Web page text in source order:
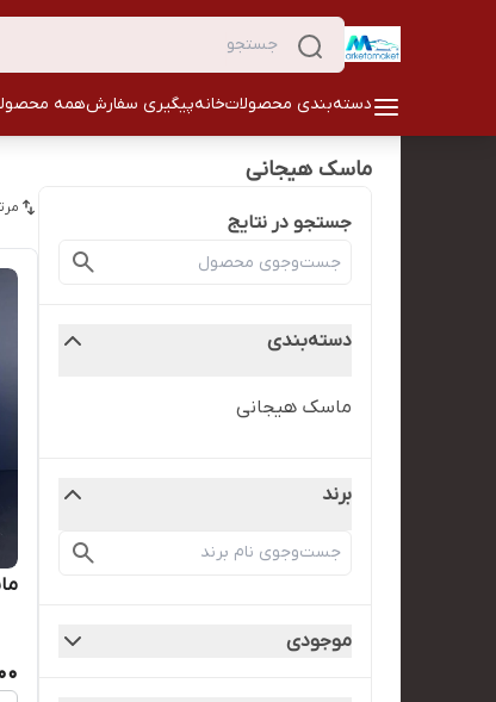
دسته‌بندی محصولاتخانهپیگیری سفارشهمه
ماسک هیجانی
جستجو در نتایج
دسته‌بندی
ماسک هیجانی
برند
موجودی